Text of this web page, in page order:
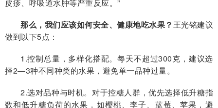
皮疹、呼吸道水肿等严重反应。”
那么，我们应该如何安全、健康地吃水果？王光铭建议
做到以下5点：
1.控制总量，多样化搭配。每天不超过300克，建议选
择2—3种不同种类的水果，避免单一品种过量。
2.选对品种与时机。对于控糖人群，优先选择低升糖指
数和低升糖负荷的水果，如樱桃、李子、蓝莓、苹果，避